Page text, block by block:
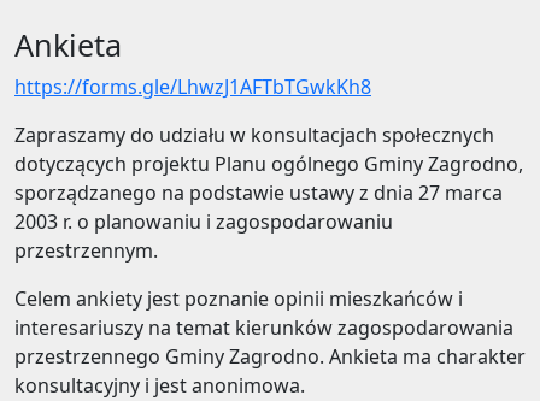
Ankieta
https://forms.gle/LhwzJ1AFTbTGwkKh8
Zapraszamy do udziału w konsultacjach społecznych
dotyczących projektu Planu ogólnego Gminy Zagrodno,
sporządzanego na podstawie ustawy z dnia 27 marca
2003 r. o planowaniu i zagospodarowaniu
przestrzennym.
Celem ankiety jest poznanie opinii mieszkańców i
interesariuszy na temat kierunków zagospodarowania
przestrzennego Gminy Zagrodno. Ankieta ma charakter
konsultacyjny i jest anonimowa.